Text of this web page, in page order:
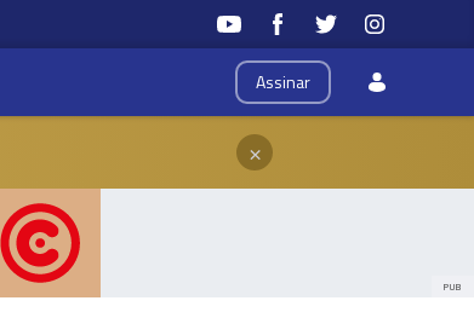
Assinar
×
PUB